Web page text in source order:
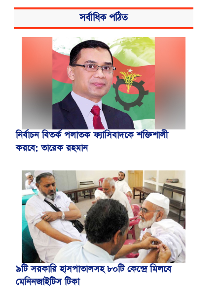
সর্বাধিক পঠিত
নির্বাচন বিতর্ক পলাতক ফ্যাসিবাদকে শক্তিশালী
করবে: তারেক রহমান
৯টি সরকারি হাসপাতালসহ ৮০টি কেন্দ্রে মিলবে
মেনিনজাইটিস টিকা